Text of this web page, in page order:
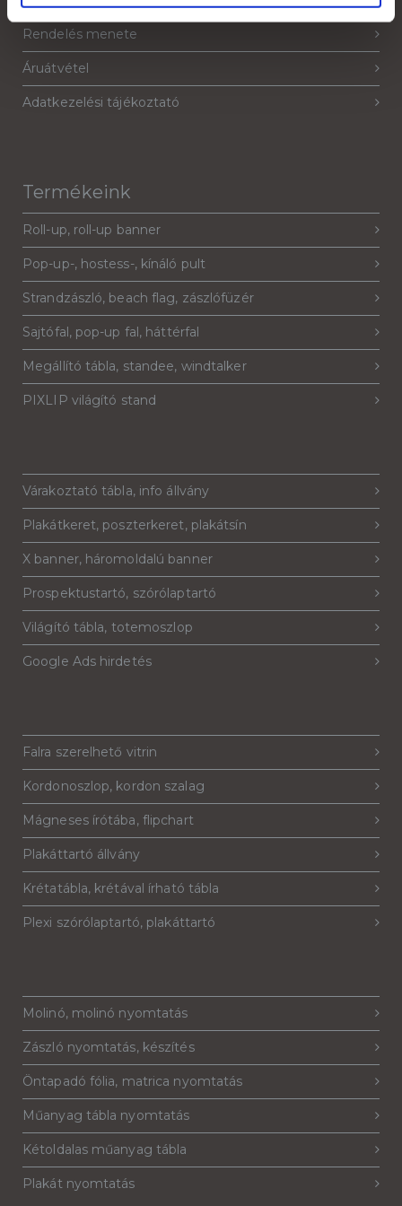
Rendelés menete
Áruátvétel
Adatkezelési tájékoztató
Termékeink
Roll-up, roll-up banner
Pop-up-, hostess-, kínáló pult
Strandzászló, beach flag, zászlófüzér
Sajtófal, pop-up fal, háttérfal
Megállító tábla, standee, windtalker
PIXLIP világító stand
Várakoztató tábla, info állvány
Plakátkeret, poszterkeret, plakátsín
X banner, háromoldalú banner
Prospektustartó, szórólaptartó
Világító tábla, totemoszlop
Google Ads hirdetés
Falra szerelhető vitrin
Kordonoszlop, kordon szalag
Mágneses írótába, flipchart
Plakáttartó állvány
Krétatábla, krétával írható tábla
Plexi szórólaptartó, plakáttartó
Molinó, molinó nyomtatás
Zászló nyomtatás, készítés
Öntapadó fólia, matrica nyomtatás
Műanyag tábla nyomtatás
Kétoldalas műanyag tábla
Plakát nyomtatás